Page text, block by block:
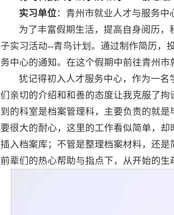
实习单位：青州市就业人才与服务中
为了丰富假期生活，提高自身阅历
子实习活动--青鸟计划。通过制作简历，
务中心的通知。在这个假期中前往青州市
犹记得初入人才服务中心，作为一
们亲切的介绍和和善的态度让我克服了
到的科室是档案管理科，主要负责的就
要很大的耐心，这里的工作看似简单，
插入档案库；不管是整理档案材料，还
前辈们的热心帮助与指点下，从开始的生